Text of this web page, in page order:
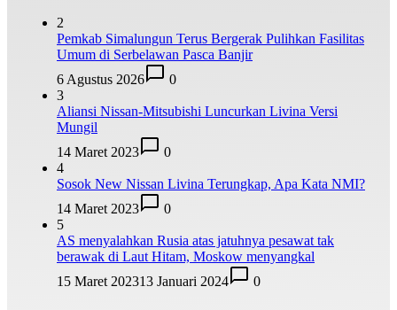
2
Pemkab Simalungun Terus Bergerak Pulihkan Fasilitas
Umum di Serbelawan Pasca Banjir
6 Agustus 2026
0
3
Aliansi Nissan-Mitsubishi Luncurkan Livina Versi
Mungil
14 Maret 2023
0
4
Sosok New Nissan Livina Terungkap, Apa Kata NMI?
14 Maret 2023
0
5
AS menyalahkan Rusia atas jatuhnya pesawat tak
berawak di Laut Hitam, Moskow menyangkal
15 Maret 202313 Januari 2024 0